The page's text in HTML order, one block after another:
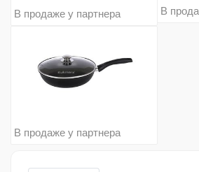
В продаже у партнера В
В продаже у партнера